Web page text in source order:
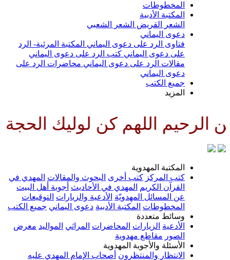
الأدبية
الشعر الشعبي
اليماني
الرد على دعوى اليماني المكتبة المرئية- الرد
دعوى اليماني كتب الرد على دعوى اليماني
الرد على دعوى اليماني محاضرات الرد على
كن لوليك الحجة بن الحسن
المهدوية
كتب أخرى البحوث والمقالات المهدي في
المهدي في الأحاديث أجوبة أهل البيت
المسائل المهدويّة الأدعية والزيارات التوقيعات
المكتبة الأدبية دعوى اليماني جميع الكتب
متعددة
الزيارات المحاضرات المراثي المواليد معرض
مقاطع مهدوية
والأجوبة المهدوية
والمنتظرون أصحاب الإمام المهدي عليه